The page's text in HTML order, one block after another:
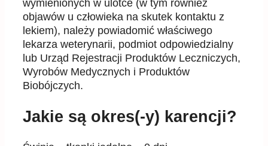
wymienionych w ulotce (w tym również
objawów u człowieka na skutek kontaktu z
lekiem), należy powiadomić właściwego
lekarza weterynarii, podmiot odpowiedzialny
lub Urząd Rejestracji Produktów Leczniczych,
Wyrobów Medycznych i Produktów
Biobójczych.
Jakie są okres(-y) karencji?